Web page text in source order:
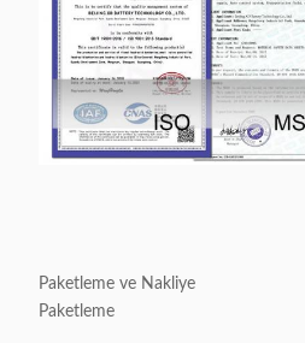
Paketleme ve Nakliye
Paketleme